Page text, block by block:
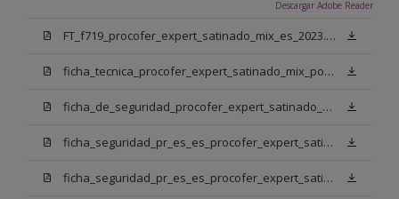
Descargar Adobe Reader
FT_f719_procofer_expert_satinado_mix_es_2023.pdf
ficha_tecnica_procofer_expert_satinado_mix_portugues.pdf
ficha_de_seguridad_procofer_expert_satinado_mix_portugues.pdf
ficha_seguridad_pr_es_es_procofer_expert_satinado_mix_bm.pdf
ficha_seguridad_pr_es_es_procofer_expert_satinado_mix_bn.pdf